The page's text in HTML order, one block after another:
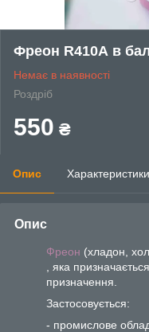
Фреон R410А в
Немає в наявності
Роздріб
550 ₴
Опис Характеристики
Опис
Фреон (хладон,
, яка
призначення.
Застосовується:
- промислове